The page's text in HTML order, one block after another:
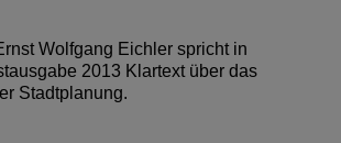
Wolfgang Eichler spricht in
2013 Klartext über das
Stadtplanung.